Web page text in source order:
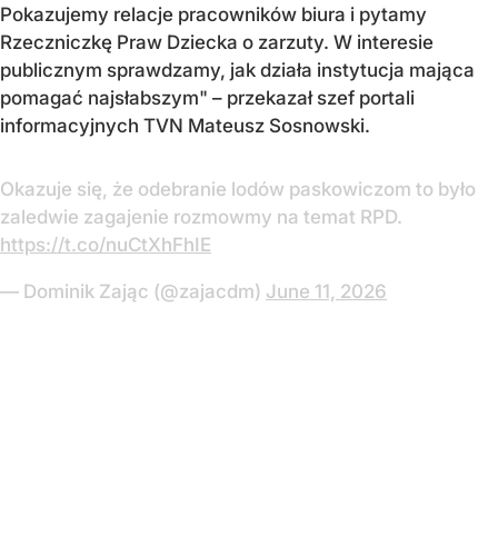
Pokazujemy relacje pracowników biura i pytamy
Rzeczniczkę Praw Dziecka o zarzuty. W interesie
publicznym sprawdzamy, jak działa instytucja mająca
pomagać najsłabszym" – przekazał szef portali
informacyjnych TVN Mateusz Sosnowski.
Okazuje się, że odebranie lodów paskowiczom to było
zaledwie zagajenie rozmowmy na temat RPD.
https://t.co/nuCtXhFhIE
— Dominik Zając (@zajacdm) June 11, 2026